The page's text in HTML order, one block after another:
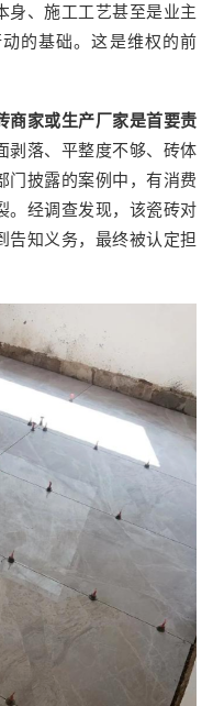
身、施工工艺甚至是业主
的基础。这是维权的前
商家或生产厂家是首要责
剥落、平整度不够、砖体
门披露的案例中，有消费
。经调查发现，该瓷砖对
告知义务，最终被认定担